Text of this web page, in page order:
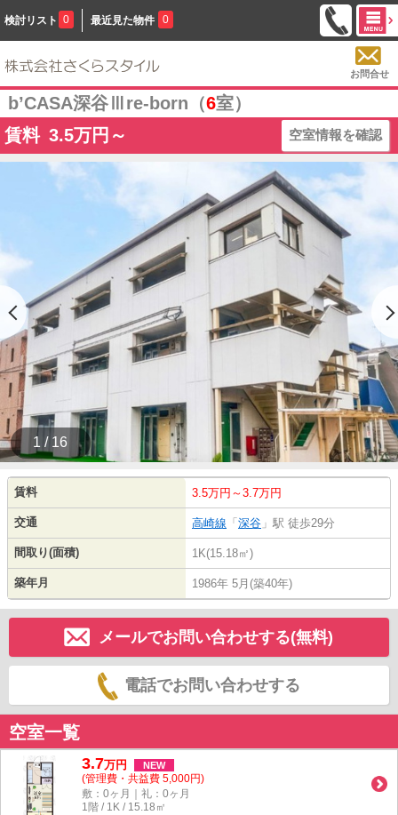
検討リスト 0 最近見た物件 0
お問合せ
b’CASA深谷Ⅲre-born（6室）
賃料 3.5万円～ 空室情報を確認
1 / 16
賃料 3.5万円～3.7万円
交通 高崎線 「 深谷 」駅 徒歩29分
間取り(面積) 1K(15.18㎡)
築年月 1986年 5月(築40年)
メールでお問い合わせする(無料)
電話でお問い合わせする
空室一覧
3.7万円 NEW
(管理費・共益費 5,000円)
敷：0ヶ月｜礼：0ヶ月
1階 / 1K / 15.18㎡